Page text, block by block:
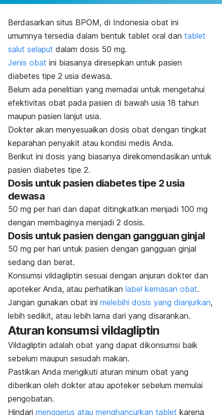
Berdasarkan situs BPOM, di Indonesia obat ini
umumnya tersedia dalam bentuk tablet oral dan tablet
salut selaput dalam dosis 50 mg.
Jenis obat ini biasanya diresepkan untuk pasien
diabetes tipe 2 usia dewasa.
Belum ada penelitian yang memadai untuk mengetahui
efektivitas obat pada pasien di bawah usia 18 tahun
maupun pasien lanjut usia.
Dokter akan menyesuaikan dosis obat dengan tingkat
keparahan penyakit atau kondisi medis Anda.
Berikut ini dosis yang biasanya direkomendasikan untuk
pasien diabetes tipe 2.
Dosis untuk pasien diabetes tipe 2 usia
dewasa
50 mg per hari dan dapat ditingkatkan menjadi 100 mg
dengan membaginya menjadi 2 dosis.
Dosis untuk pasien dengan gangguan ginjal
50 mg per hari untuk pasien dengan gangguan ginjal
sedang dan berat.
Konsumsi vildagliptin sesuai dengan anjuran dokter dan
apoteker Anda, atau perhatikan label kemasan obat.
Jangan gunakan obat ini melebihi dosis yang dianjurkan,
lebih sedikit, atau lebih lama dari yang disarankan.
Aturan konsumsi vildagliptin
Vildagliptin adalah obat yang dapat dikonsumsi baik
sebelum maupun sesudah makan.
Pastikan Anda mengikuti aturan minum obat yang
diberikan oleh dokter atau apoteker sebelum memulai
pengobatan.
Hindari menggerus atau menghancurkan tablet karena